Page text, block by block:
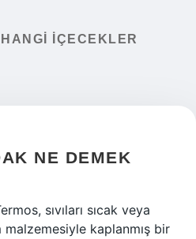
IÇECEKLER
NE DEMEK
sıvıları sıcak veya
malzemesiyle kaplanmış bir